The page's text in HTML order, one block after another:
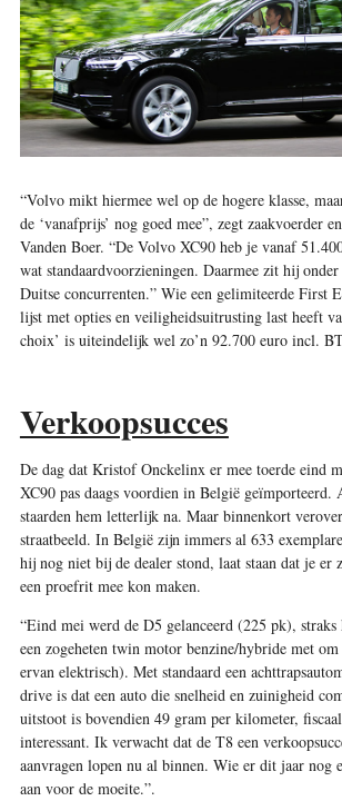
“Volvo mikt hiermee wel op de hogere klasse,
de ‘vanafprijs’ nog goed mee”, zegt zaakvoerder
Vanden Boer. “De Volvo XC90 heb je vanaf
wat standaardvoorzieningen. Daarmee zit hij
Duitse concurrenten.” Wie een gelimiteerde First
lijst met opties en veiligheidsuitrusting last heeft
choix’ is uiteindelijk wel zo’n 92.700 euro incl.
Verkoopsucces
De dag dat Kristof Onckelinx er mee toerde eind
XC90 pas daags voordien in België geïmporteerd.
staarden hem letterlijk na. Maar binnenkort
straatbeeld. In België zijn immers al 633
hij nog niet bij de dealer stond, laat staan dat je er
een proefrit mee kon maken.
“Eind mei werd de D5 gelanceerd (225 pk),
een zogeheten twin motor benzine/hybride met
ervan elektrisch). Met standaard een
drive is dat een auto die snelheid en zuinigheid
uitstoot is bovendien 49 gram per kilometer,
interessant. Ik verwacht dat de T8 een
aanvragen lopen nu al binnen. Wie er dit jaar
aan voor de moeite.”.